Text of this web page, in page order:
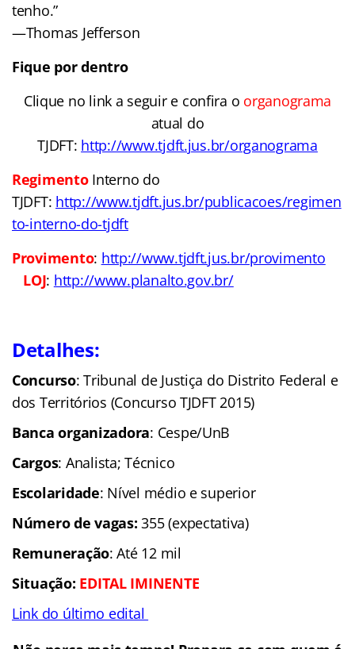
tenho.”
―Thomas Jefferson
Fique por dentro
Clique no link a seguir e confira o organograma
atual do
TJDFT: http://www.tjdft.jus.br/organograma
RegimentoInterno do
TJDFT: http://www.tjdft.jus.br/publicacoes/regimen
to-interno-do-tjdft
Provimento: http://www.tjdft.jus.br/provimento
LOJ: http://www.planalto.gov.br/
Detalhes:
Concurso: Tribunal de Justiça do Distrito Federal e
dos Territórios (Concurso TJDFT 2015)
Banca organizadora: Cespe/UnB
Cargos: Analista; Técnico
Escolaridade: Nível médio e superior
Número de vagas: 355 (expectativa)
Remuneração: Até 12 mil
Situação: EDITAL IMINENTE
Link do último edital